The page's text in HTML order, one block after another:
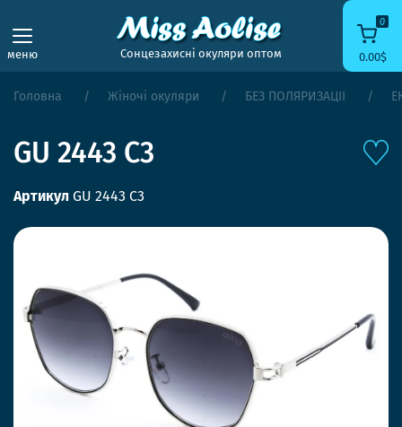
меню Сонцезахисні окуляри оптом
0
0.00$
Головна Жіночі окуляри БЕЗ ПОЛЯРИЗАЦІЇ
GU 2443 C3
Артикул GU 2443 C3